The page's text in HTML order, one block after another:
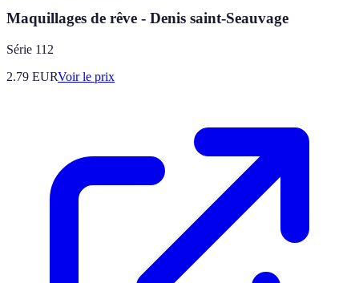
Maquillages de rêve - Denis saint-Seauvage
Série 112
2.79 EURVoir le prix